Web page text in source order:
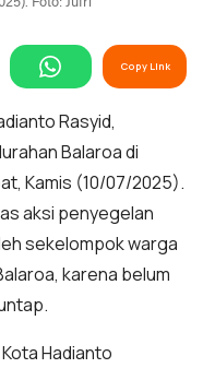
Copy Link
Rasyid,
Balaroa di
Kamis (10/07/2025).
aksi penyegelan
sekelompok warga
karena belum
Hadianto